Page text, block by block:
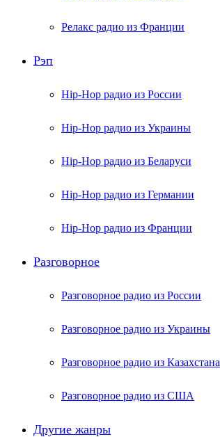
Релакс радио из Франции
Рэп
Hip-Hop радио из России
Hip-Hop радио из Украины
Hip-Hop радио из Беларуси
Hip-Hop радио из Германии
Hip-Hop радио из Франции
Разговорное
Разговорное радио из России
Разговорное радио из Украины
Разговорное радио из Казахстана
Разговорное радио из США
Другие жанры